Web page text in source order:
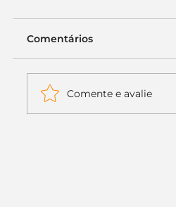
Comentários
Comente e avalie